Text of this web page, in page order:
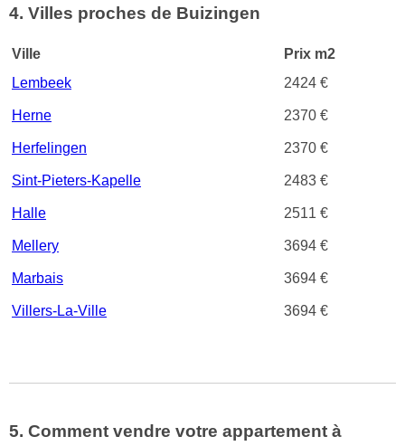
4. Villes proches de Buizingen
Ville
Prix m2
Lembeek
2424 €
Herne 2370 €
Herfelingen 2370 €
Sint-Pieters-Kapelle 2483 €
Halle 2511 €
Mellery 3694 €
Marbais 3694 €
Villers-La-Ville 3694 €
5. Comment vendre votre appartement à